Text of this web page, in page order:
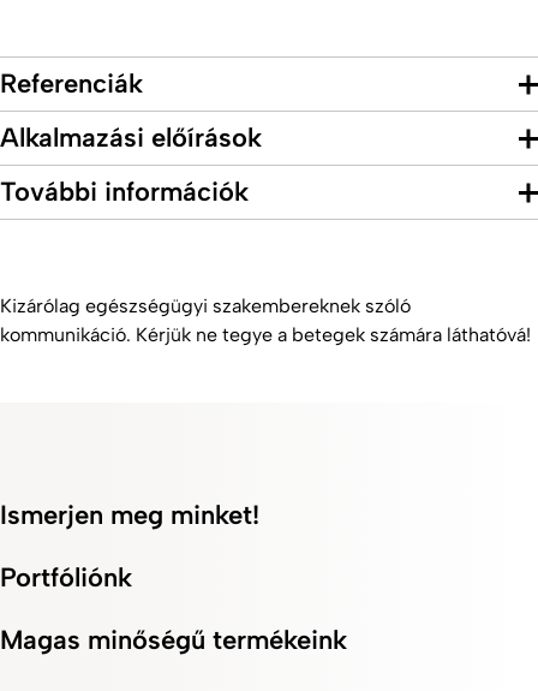
Referenciák
Alkalmazási előírások
További információk
Kizárólag egészségügyi szakembereknek szóló
kommunikáció. Kérjük ne tegye a betegek számára láthatóvá!
Ismerjen meg minket!
Portfóliónk
Magas minőségű termékeink